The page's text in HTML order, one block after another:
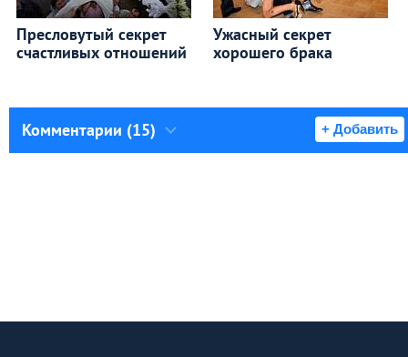
Пресловутый секрет
счастливых отношений
Ужасный секрет
хорошего брака
Комментарии (15) + Добавить